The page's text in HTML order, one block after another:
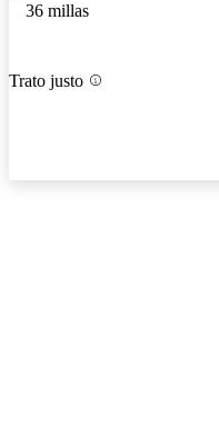
36 millas
Trato justo